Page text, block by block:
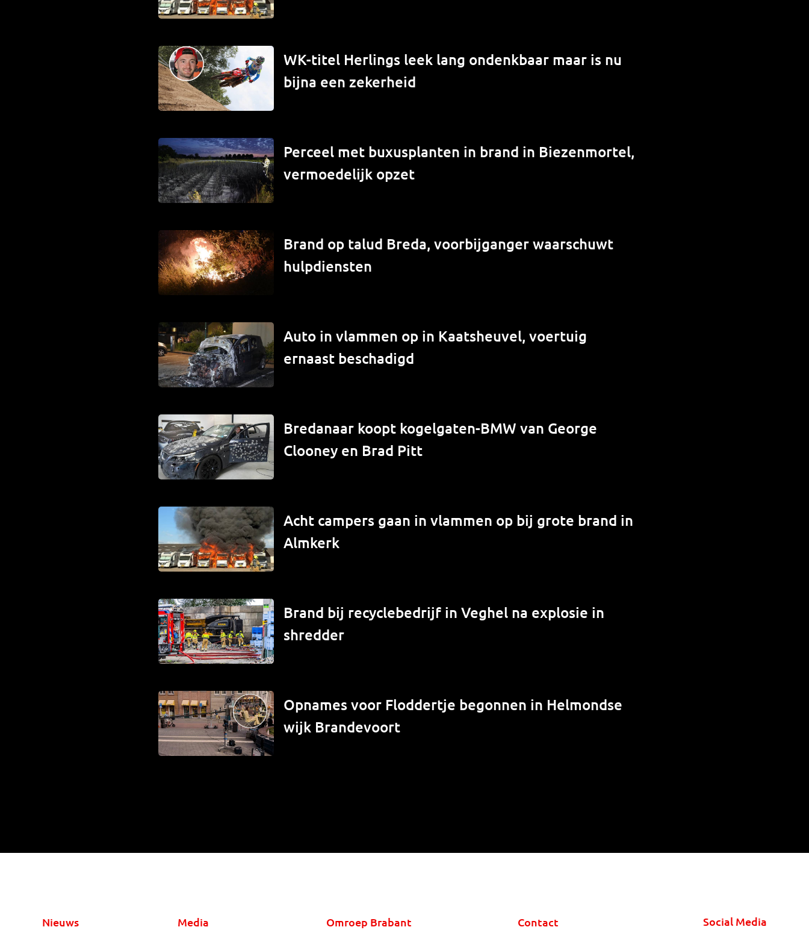
WK-titel Herlings leek lang ondenkbaar maar is nu
bijna een zekerheid
Perceel met buxusplanten in brand in Biezenmortel,
vermoedelijk opzet
Brand op talud Breda, voorbijganger waarschuwt
hulpdiensten
Auto in vlammen op in Kaatsheuvel, voertuig
ernaast beschadigd
Bredanaar koopt kogelgaten-BMW van George
Clooney en Brad Pitt
Acht campers gaan in vlammen op bij grote brand in
Almkerk
Brand bij recyclebedrijf in Veghel na explosie in
shredder
Opnames voor Floddertje begonnen in Helmondse
wijk Brandevoort
Nieuws Media Omroep Brabant Contact Social Media